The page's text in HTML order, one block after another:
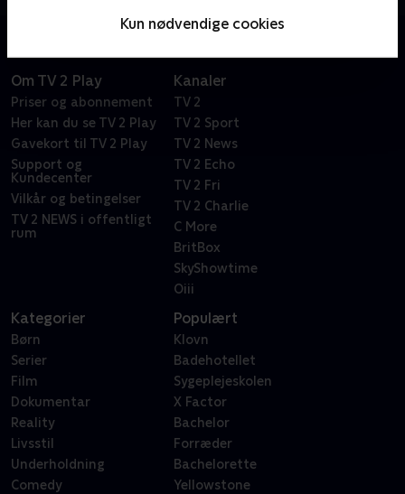
Kun nødvendige cookies
Om TV 2 Play
Priser og abonnement
Her kan du se TV 2 Play
Gavekort til TV 2 Play
Support og
Kundecenter
Vilkår og betingelser
TV 2 NEWS i offentligt
rum
Kanaler
TV 2
TV 2 Sport
TV 2 News
TV 2 Echo
TV 2 Fri
TV 2 Charlie
C More
BritBox
SkyShowtime
Oiii
Kategorier
Børn
Serier
Film
Dokumentar
Reality
Livsstil
Underholdning
Comedy
Populært
Klovn
Badehotellet
Sygeplejeskolen
X Factor
Bachelor
Forræder
Bachelorette
Yellowstone